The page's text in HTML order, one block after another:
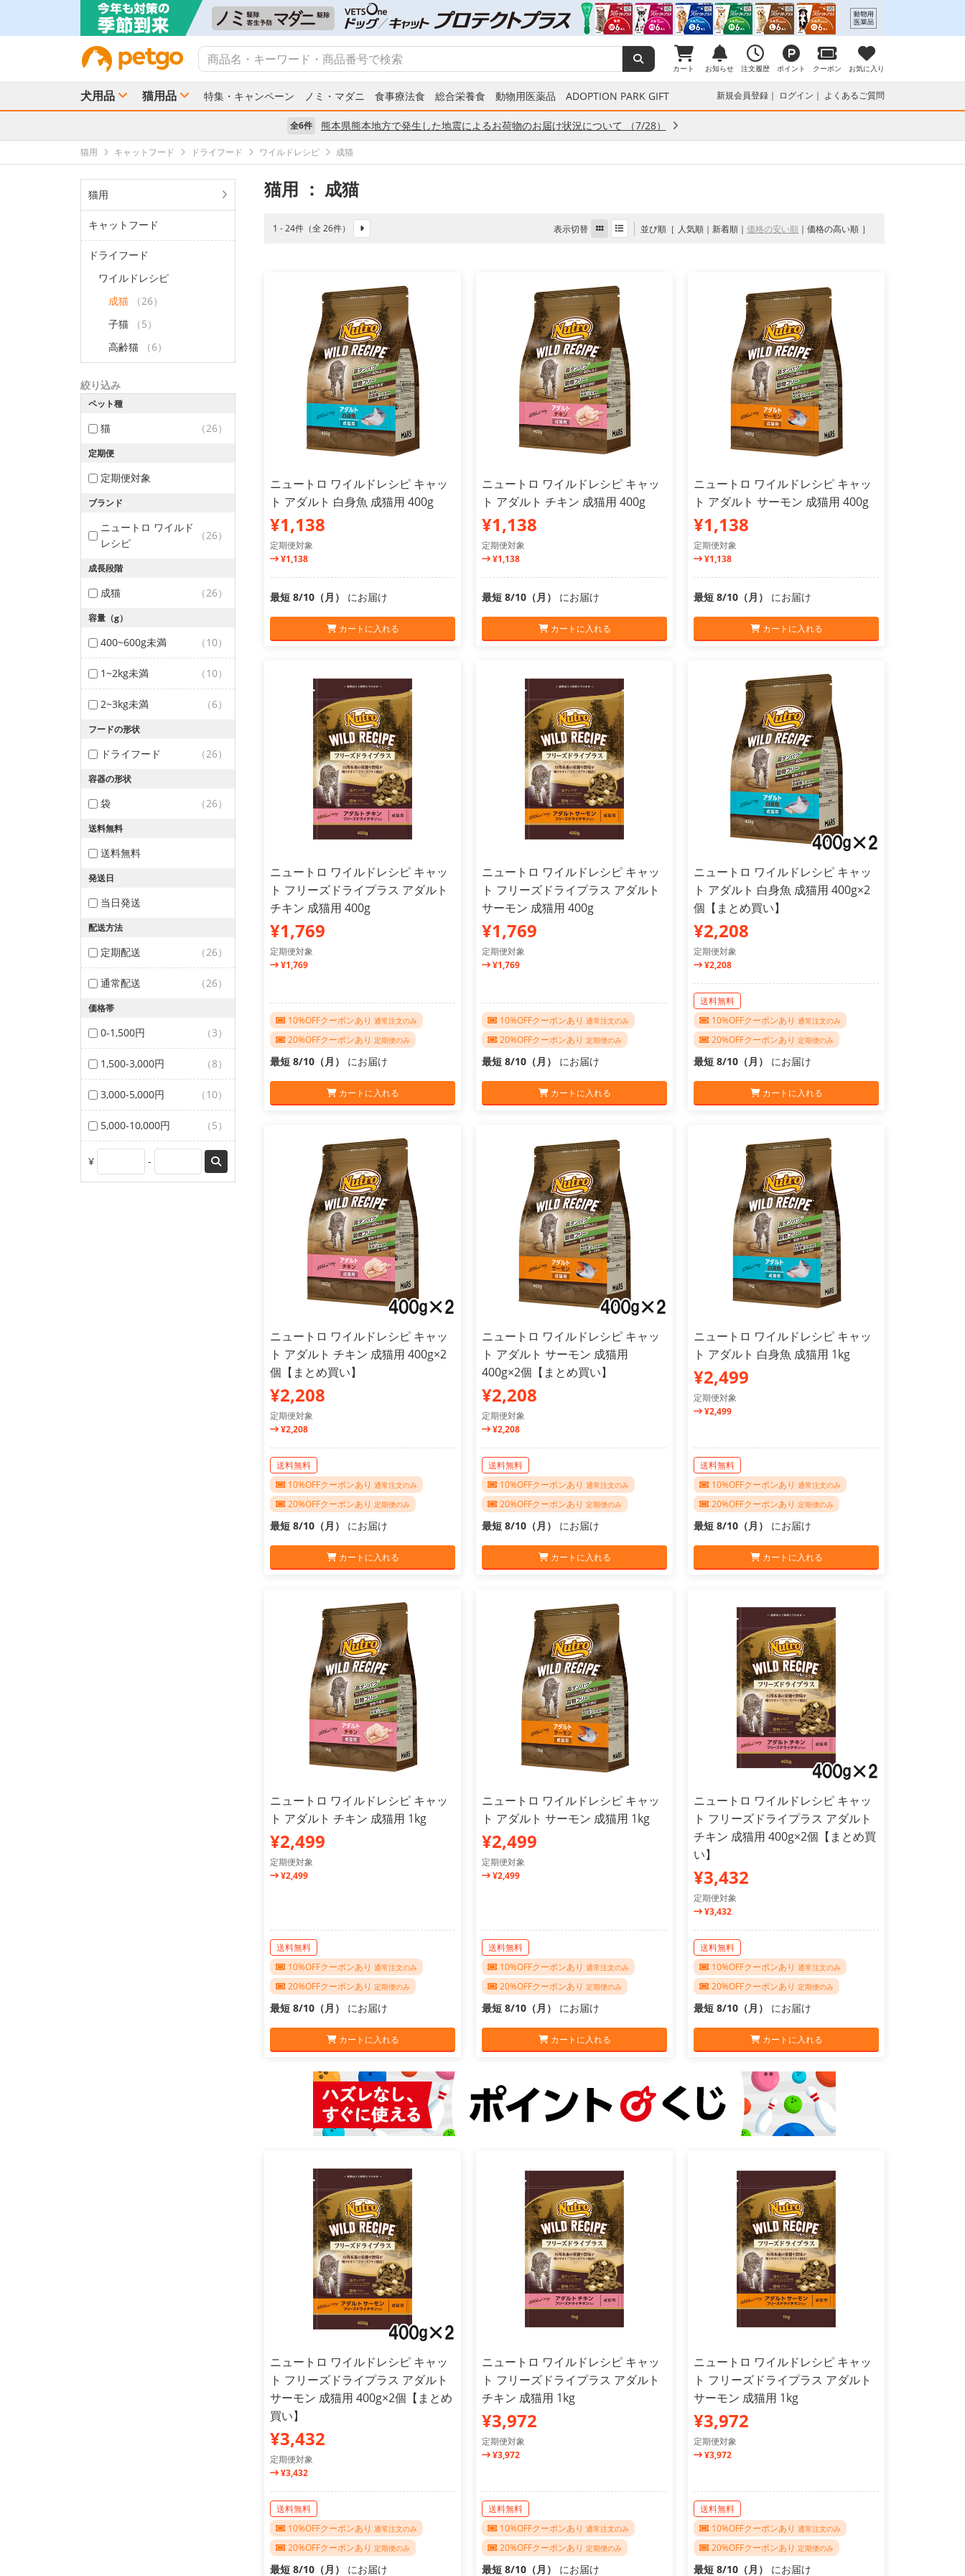
カート お知らせ 注文履歴 ポイント クーポン お気に入り
犬用品 猫用品 特集・キャンペーン ノミ・マダニ 食事療法食 総合栄養食 動物用医薬品 ADOPTION PARK GIFT 新規会員登録 ログイン よくあるご質問
全6件 熊本県熊本地方で発生した地震によるお荷物のお届け状況について （7/28）
猫用 キャットフード ドライフード ワイルドレシピ 成猫
猫用
キャットフード
ドライフード
ワイルドレシピ
成猫
（26）
子猫
（5）
高齢猫
（6）
絞り込み
ペット種
猫 （26）
定期便
定期便対象
ブランド
ニュートロ ワイルド
レシピ
（26）
成長段階
成猫 （26）
容量（g）
400~600g未満 （10）
1~2kg未満 （10）
2~3kg未満 （6）
フードの形状
ドライフード （26）
容器の形状
袋 （26）
送料無料
送料無料
発送日
当日発送
配送方法
定期配送 （26）
通常配送 （26）
価格帯
0-1,500円 （3）
1,500-3,000円 （8）
3,000-5,000円 （10）
5,000-10,000円 （5）
¥ -
猫用 ： 成猫
1 - 24件（全 26件） 表示切替 並び順 人気順 新着順 価格の安い順 価格の高い順
ニュートロ ワイルドレシピ キャッ
ト アダルト 白身魚 成猫用 400g
¥1,138
定期便対象
¥1,138
最短 8/10（月） にお届け
カートに入れる
ニュートロ ワイルドレシピ キャッ
ト アダルト チキン 成猫用 400g
¥1,138
定期便対象
¥1,138
最短 8/10（月） にお届け
カートに入れる
ニュートロ ワイルドレシピ キャッ
ト アダルト サーモン 成猫用 400g
¥1,138
定期便対象
¥1,138
最短 8/10（月） にお届け
カートに入れる
ニュートロ ワイルドレシピ キャッ
ト フリーズドライプラス アダルト
チキン 成猫用 400g
¥1,769
定期便対象
¥1,769
10%OFFクーポンあり 通常注文のみ
20%OFFクーポンあり 定期便のみ
最短 8/10（月） にお届け
カートに入れる
ニュートロ ワイルドレシピ キャッ
ト フリーズドライプラス アダルト
サーモン 成猫用 400g
¥1,769
定期便対象
¥1,769
10%OFFクーポンあり 通常注文のみ
20%OFFクーポンあり 定期便のみ
最短 8/10（月） にお届け
カートに入れる
ニュートロ ワイルドレシピ キャッ
ト アダルト 白身魚 成猫用 400g×2
個【まとめ買い】
¥2,208
定期便対象
¥2,208
送料無料
10%OFFクーポンあり 通常注文のみ
20%OFFクーポンあり 定期便のみ
最短 8/10（月） にお届け
カートに入れる
ニュートロ ワイルドレシピ キャッ
ト アダルト チキン 成猫用 400g×2
個【まとめ買い】
¥2,208
定期便対象
¥2,208
送料無料
10%OFFクーポンあり 通常注文のみ
20%OFFクーポンあり 定期便のみ
最短 8/10（月） にお届け
カートに入れる
ニュートロ ワイルドレシピ キャッ
ト アダルト サーモン 成猫用
400g×2個【まとめ買い】
¥2,208
定期便対象
¥2,208
送料無料
10%OFFクーポンあり 通常注文のみ
20%OFFクーポンあり 定期便のみ
最短 8/10（月） にお届け
カートに入れる
ニュートロ ワイルドレシピ キャッ
ト アダルト 白身魚 成猫用 1kg
¥2,499
定期便対象
¥2,499
送料無料
10%OFFクーポンあり 通常注文のみ
20%OFFクーポンあり 定期便のみ
最短 8/10（月） にお届け
カートに入れる
ニュートロ ワイルドレシピ キャッ
ト アダルト チキン 成猫用 1kg
¥2,499
定期便対象
¥2,499
送料無料
10%OFFクーポンあり 通常注文のみ
20%OFFクーポンあり 定期便のみ
最短 8/10（月） にお届け
カートに入れる
ニュートロ ワイルドレシピ キャッ
ト アダルト サーモン 成猫用 1kg
¥2,499
定期便対象
¥2,499
送料無料
10%OFFクーポンあり 通常注文のみ
20%OFFクーポンあり 定期便のみ
最短 8/10（月） にお届け
カートに入れる
ニュートロ ワイルドレシピ キャッ
ト フリーズドライプラス アダルト
チキン 成猫用 400g×2個【まとめ買
い】
¥3,432
定期便対象
¥3,432
送料無料
10%OFFクーポンあり 通常注文のみ
20%OFFクーポンあり 定期便のみ
最短 8/10（月） にお届け
カートに入れる
ニュートロ ワイルドレシピ キャッ
ト フリーズドライプラス アダルト
サーモン 成猫用 400g×2個【まとめ
買い】
¥3,432
定期便対象
¥3,432
送料無料
10%OFFクーポンあり 通常注文のみ
20%OFFクーポンあり 定期便のみ
最短 8/10（月） にお届け
ニュートロ ワイルドレシピ キャッ
ト フリーズドライプラス アダルト
チキン 成猫用 1kg
¥3,972
定期便対象
¥3,972
送料無料
10%OFFクーポンあり 通常注文のみ
20%OFFクーポンあり 定期便のみ
最短 8/10（月） にお届け
ニュートロ ワイルドレシピ キャッ
ト フリーズドライプラス アダルト
サーモン 成猫用 1kg
¥3,972
定期便対象
¥3,972
送料無料
10%OFFクーポンあり 通常注文のみ
20%OFFクーポンあり 定期便のみ
最短 8/10（月） にお届け